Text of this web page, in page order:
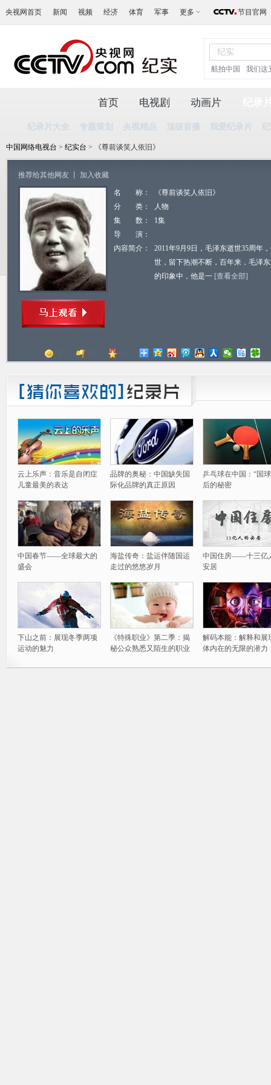
央视网首页 新闻 视频 经济 体育 军事 更多 节目官网
航拍中国 我们这
首页 电视剧 动画片
纪录片大全 专题策划 央视精品 顶级首播 我爱纪录片
中国网络电视台 > 纪实台 > 《尊前谈笑人依旧》
推荐给其他网友 加入收藏
名 称：
《尊前谈笑人依旧》
分 类：
人物
集 数：
1集
导 演：
内容简介：
2011年9月9日，毛泽东逝世35周年
世，留下热潮不断，百年来，毛泽
的印象中，他是一 [查看全部]
云上乐声：音乐是自闭症
儿童最美的表达
品牌的奥秘：中国缺失国
际化品牌的真正原因
乒乓球在中国：“国
后的秘密
中国春节——全球最大的
盛会
海盐传奇：盐运伴随国运
走过的悠悠岁月
中国住房——十三亿
安居
下山之前：展现冬季两项
运动的魅力
《特殊职业》第二季：揭
秘公众熟悉又陌生的职业
解码本能：解释和展
体内在的无限的潜力